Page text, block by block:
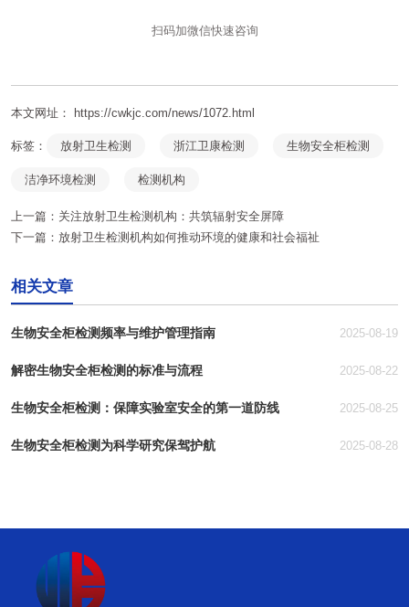
扫码加微信快速咨询
本文网址： https://cwkjc.com/news/1072.html
标签： 放射卫生检测 浙江卫康检测 生物安全柜检测
洁净环境检测 检测机构
上一篇： 关注放射卫生检测机构：共筑辐射安全屏障
下一篇： 放射卫生检测机构如何推动环境的健康和社会福祉
相关文章
2025-08-19
生物安全柜检测频率与维护管理指南
2025-08-22
解密生物安全柜检测的标准与流程
2025-08-25
生物安全柜检测：保障实验室安全的第一道防线
2025-08-28
生物安全柜检测为科学研究保驾护航